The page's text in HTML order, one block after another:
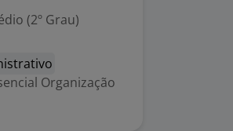
(2º Grau)
Organização